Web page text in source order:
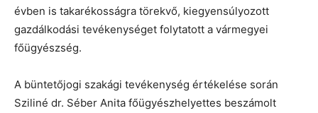
évben is takarékosságra törekvő, kiegyensúlyozott
gazdálkodási tevékenységet folytatott a vármegyei
főügyészség.
A büntetőjogi szakági tevékenység értékelése során
Sziliné dr. Séber Anita főügyészhelyettes beszámolt